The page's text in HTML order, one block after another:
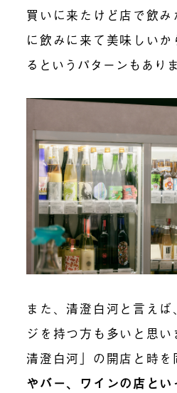
買いに来たけど店で飲
に飲みに来て美味しい
るというパターンもあり
また、清澄白河と言え
ジを持つ方も多いと思
清澄白河」の開店と時を
やバー、ワインの店と